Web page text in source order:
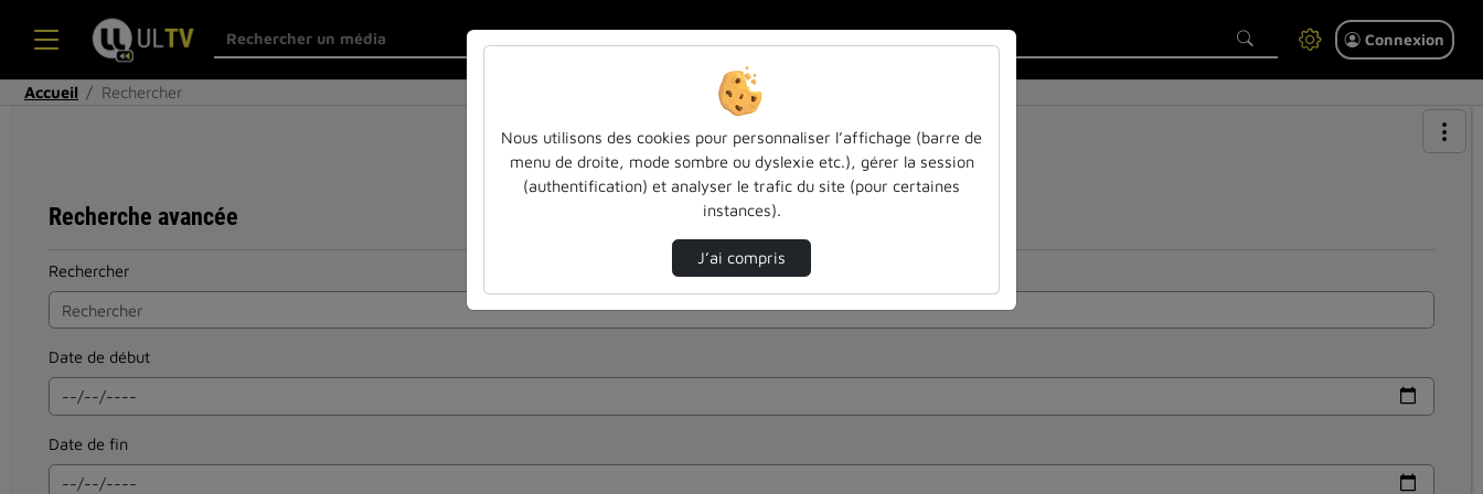
Connexion
Accueil Rechercher
Recherche avancée
Rechercher
Date de début
Date de fin
Nous utilisons des cookies pour personnaliser l’affichage (barre de
menu de droite, mode sombre ou dyslexie etc.), gérer la session
(authentification) et analyser le trafic du site (pour certaines
instances).
J’ai compris